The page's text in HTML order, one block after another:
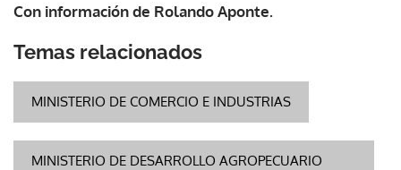
Con información de Rolando Aponte.
Temas relacionados
MINISTERIO DE COMERCIO E INDUSTRIAS
MINISTERIO DE DESARROLLO AGROPECUARIO